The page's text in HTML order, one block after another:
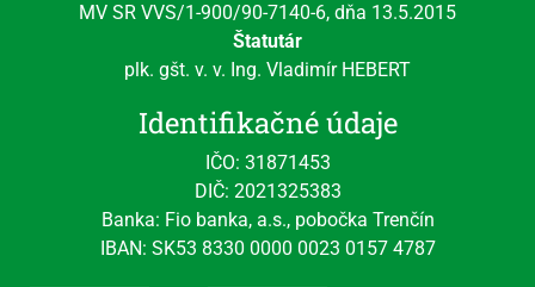
MV SR VVS/1-900/90-7140-6, dňa 13.5.2015
Štatutár
plk. gšt. v. v. Ing. Vladimír HEBERT
Identifikačné údaje
IČO: 31871453
DIČ: 2021325383
Banka: Fio banka, a.s., pobočka Trenčín
IBAN: SK53 8330 0000 0023 0157 4787